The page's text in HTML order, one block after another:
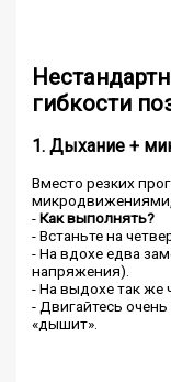
гибкости
1. Дыхание +
Вместо резких
-Как выполнять?
- Встаньте на
- На вдохе едва
напряжения).
- На выдохе так же
- Двигайтесь
«дышит».